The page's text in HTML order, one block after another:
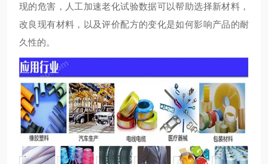
现的危害，人工加速老化试验数据可以帮助选择新材料，
改良现有材料，以及评价配方的变化是如何影响产品的耐
久性的。